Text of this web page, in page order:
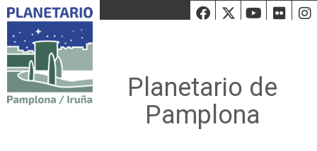
Facebook
Twiiter
Planetario de
Pamplona